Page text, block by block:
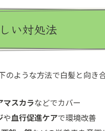
い対処法
のような方法で白髪と向き
マスカラなどでカバー
や血行促進ケアで環境改善